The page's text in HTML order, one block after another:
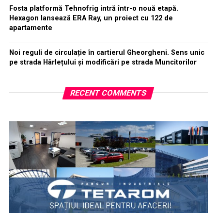
Fosta platformă Tehnofrig intră într-o nouă etapă.
Hexagon lansează ERA Ray, un proiect cu 122 de
apartamente
Noi reguli de circulație în cartierul Gheorgheni. Sens unic
pe strada Hârlețului și modificări pe strada Muncitorilor
RECENT COMMENTS